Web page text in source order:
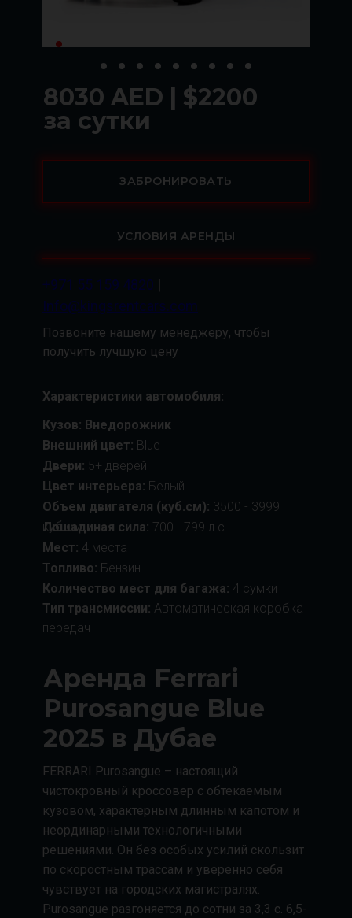
ЗАБРОНИРОВАТЬ
8030 AED | $2200
за сутки
FERRARI Purosangue – настоящий
чистокровный кроссовер с обтекаемым
кузовом, характерным длинным капотом и
неординарными технологичными
решениями. Он без особых усилий скользит
по скоростным трассам и уверенно себя
чувствует на городских магистралях.
Purosangue разгоняется до сотни за 3,3 с. 6,5-
Характеристики автомобиля:
УСЛОВИЯ АРЕНДЫ
Аренда Ferrari
Purosangue Blue
2025 в Дубае
Кузов: Внедорожник
Двери: 5+ дверей
Объем двигателя (куб.см): 3500 - 3999
куб.см
Цвет интерьера: Белый
Внешний цвет: Blue
Лошадиная сила: 700 - 799 л.с.
Топливо: Бензин
Количество мест для багажа: 4 сумки
Тип трансмиссии: Автоматическая коробка
передач
Мест: 4 места
+971 55 159 4820 |
Info@kingsrentcars.com
Позвоните нашему менеджеру, чтобы
получить лучшую цену